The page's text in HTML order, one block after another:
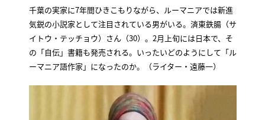
千葉の実家に7年間ひきこもりながら、ルーマニアでは新進
気鋭の小説家として注目されている男がいる。済東鉄腸（サ
イトウ・テッチョウ）さん（30）。2月上旬には日本で、そ
の「自伝」書籍も発売される。いったいどのようにして「ル
ーマニア語作家」になったのか。（ライター・遠藤一）